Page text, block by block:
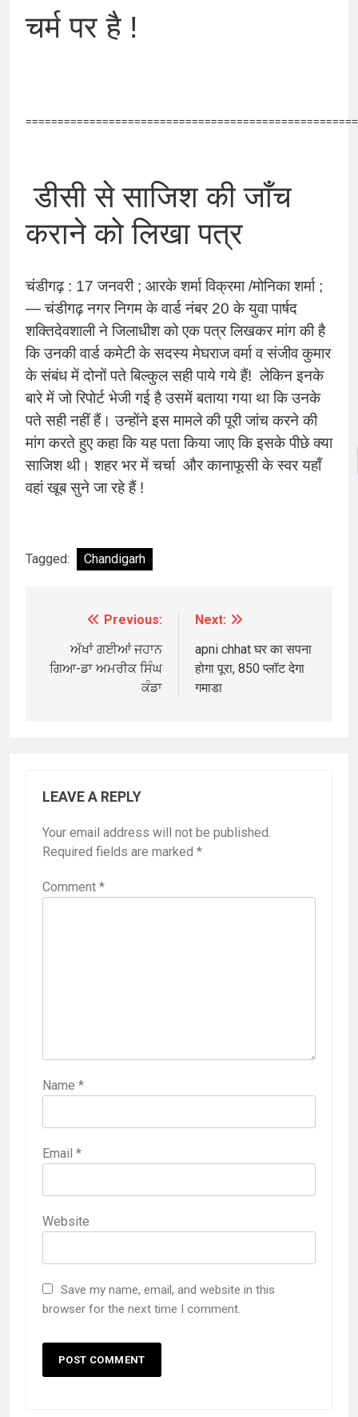
चर्म पर है !
डीसी से साजिश की जाँच
कराने को लिखा पत्र
चंडीगढ़ : 17 जनवरी ; आरके शर्मा विक्रमा /मोनिका शर्मा ;
— चंडीगढ़ नगर निगम के वार्ड नंबर 20 के युवा पार्षद
शक्तिदेवशाली ने जिलाधीश को एक पत्र लिखकर मांग की है
कि उनकी वार्ड कमेटी के सदस्य मेघराज वर्मा व संजीव कुमार
के संबंध में दोनों पते बिल्कुल सही पाये गये हैं! लेकिन इनके
बारे में जो रिपोर्ट भेजी गई है उसमें बताया गया था कि उनके
पते सही नहीं हैं। उन्होंने इस मामले की पूरी जांच करने की
मांग करते हुए कहा कि यह पता किया जाए कि इसके पीछे क्या
साजिश थी। शहर भर में चर्चा और कानाफूसी के स्वर यहाँ
वहां खूब सुने जा रहे हैं !
Tagged: Chandigarh
navigation
Previous:
ਅੱਖਾਂ ਗਈਆਂ ਜਹਾਨ
ਗਿਆ-ਡਾ ਅਮਰੀਕ ਸਿੰਘ
ਕੰਡਾ
Next:
apni chhat घर का सपना
होगा पूरा, 850 प्लॉट देगा
गमाडा
LEAVE A REPLY
Your email address will not be published.
Required fields are marked *
Comment *
Name *
Email *
Website
Save my name, email, and website in this
browser for the next time I comment.